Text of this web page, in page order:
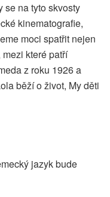
se na tyto skvosty
kinematografie,
moci spatřit nejen
které patří
z roku 1926 a
běží o život, My děti
jazyk bude